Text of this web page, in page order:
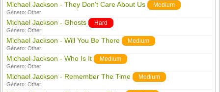
Michael Jackson - They Don't Care About Us Medium
Género:Other
Michael Jackson - Ghosts Hard
Género:Other
Michael Jackson - Will You Be There Medium
Género:Other
Michael Jackson - Who Is It Medium
Género:Other
Michael Jackson - Remember The Time Medium
Género:Other